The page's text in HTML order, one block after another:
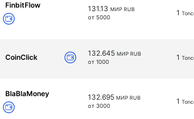
FinbitFlow 131.13 МИР RUB
от 5000
1
CoinClick 132.645 МИР RUB
от 1000
1
BlaBlaMoney 132.695 МИР RUB
от 3000
1